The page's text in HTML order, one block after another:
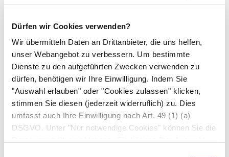
Dürfen wir Cookies verwenden?
Wir übermitteln Daten an Drittanbieter, die uns helfen,
unser Webangebot zu verbessern. Um bestimmte
Dienste zu den aufgeführten Zwecken verwenden zu
dürfen, benötigen wir Ihre Einwilligung. Indem Sie
"Auswahl erlauben" oder "Cookies zulassen" klicken,
stimmen Sie diesen (jederzeit widerruflich) zu. Dies
umfasst auch Ihre Einwilligung nach Art. 49 (1) (a)
DSGVO. Unter "Nur notwendige Cookies" können Sie die
auszuscheiden. Bei zu hoher Kochsalzzufuhr
speichert der Körper jedoch so große
entsprechend empfindlichen Menschen
ansteigen kann. Daher sollte die tägliche
Kochsalzmenge 5-6 g pro Tag nicht übersteigen.
Eine 0,9%-ige Kochsalzlösung ist für den Körper
sehr gut verträglich, weil sie den gleichen
osmotischen Druckaufweist wie Blut, Tränen
und andere Körperflüssigkeiten. Eine solche